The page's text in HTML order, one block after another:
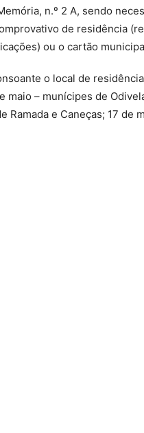
n.º 2 A, sendo
de residência
ou o cartão
o local de
maio – munícipes de
Ramada e Caneças; 17 de